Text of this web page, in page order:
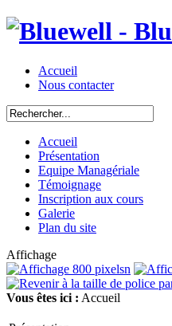
Accueil
Nous contacter
Accueil
Présentation
Equipe Managériale
Témoignage
Inscription aux cours
Galerie
Plan du site
Affichage
Vous êtes ici : Accueil